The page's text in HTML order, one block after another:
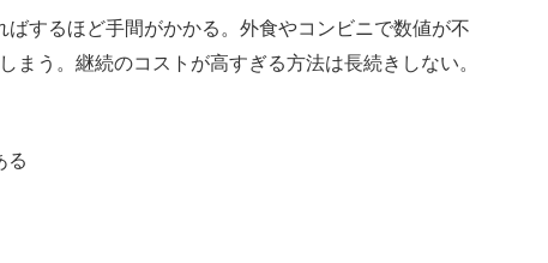
するほど手間がかかる。外食やコンビニで数値が不
まう。継続のコストが高すぎる方法は長続きしない。
る